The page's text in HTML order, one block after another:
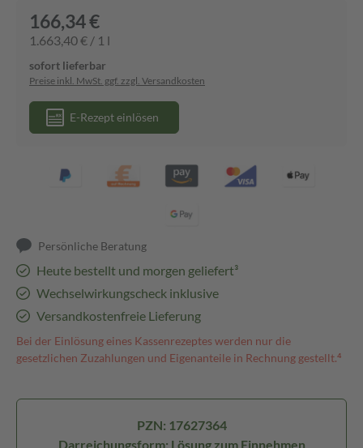
166,34 €
1.663,40 € / 1 l
sofort lieferbar
Preise inkl. MwSt. ggf. zzgl. Versandkosten
E-Rezept einlösen
Persönliche Beratung
Heute bestellt und morgen geliefert³
Wechselwirkungscheck inklusive
Versandkostenfreie Lieferung
Bei der Einlösung eines Kassenrezeptes werden nur die
gesetzlichen Zuzahlungen und Eigenanteile in Rechnung gestellt.⁴
PZN: 17627364
Darreichungsform: Lösung zum Einnehmen